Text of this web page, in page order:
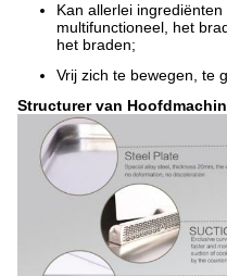
Kan allerlei
multifunctioneel, het
het braden;
Vrij zich te bewegen, te
Structurer van